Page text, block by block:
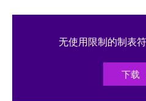
无使用限制的制表
下载